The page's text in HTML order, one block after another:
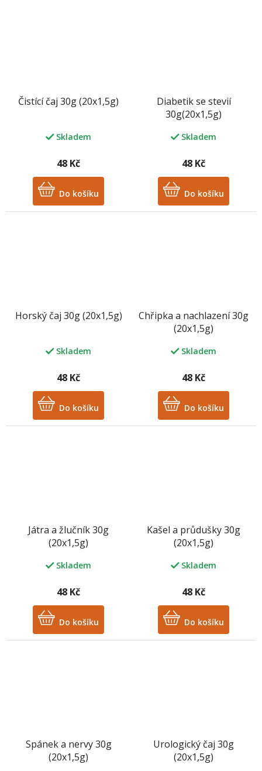
Čistící čaj 30g (20x1,5g)
Skladem
48 Kč
Do košíku
Diabetik se stevií
30g(20x1,5g)
Skladem
48 Kč
Do košíku
Horský čaj 30g (20x1,5g)
Skladem
48 Kč
Do košíku
Chřipka a nachlazení 30g
(20x1,5g)
Skladem
48 Kč
Do košíku
Játra a žlučník 30g
(20x1,5g)
Skladem
48 Kč
Do košíku
Kašel a průdušky 30g
(20x1,5g)
Skladem
48 Kč
Do košíku
Spánek a nervy 30g
(20x1,5g)
Urologický čaj 30g
(20x1,5g)